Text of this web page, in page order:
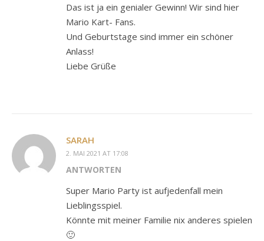
Das ist ja ein genialer Gewinn! Wir sind hier
Mario Kart- Fans.
Und Geburtstage sind immer ein schöner
Anlass!
Liebe Grüße
SARAH
2. MAI 2021 AT 17:08
ANTWORTEN
Super Mario Party ist aufjedenfall mein
Lieblingsspiel.
Könnte mit meiner Familie nix anderes spielen
🙂